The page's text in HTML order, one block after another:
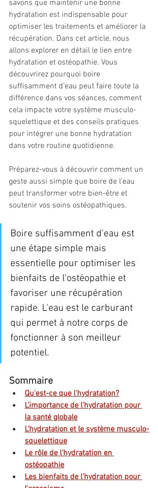
savons que maintenir une bonne
hydratation est indispensable pour
optimiser les traitements et améliorer la
récupération. Dans cet article, nous
allons explorer en détail le lien entre
hydratation et ostéopathie. Vous
découvrirez pourquoi boire
suffisamment d'eau peut faire toute la
différence dans vos séances, comment
cela impacte votre système musculo-
squelettique et des conseils pratiques
pour intégrer une bonne hydratation
dans votre routine quotidienne.
Préparez-vous à découvrir comment un
geste aussi simple que boire de l'eau
peut transformer votre bien-être et
soutenir vos soins ostéopathiques.
Boire suffisamment d'eau est
une étape simple mais
essentielle pour optimiser les
bienfaits de l'ostéopathie et
favoriser une récupération
rapide. L'eau est le carburant
qui permet à notre corps de
fonctionner à son meilleur
potentiel.
Sommaire
Qu'est-ce que l'hydratation?
L'importance de l'hydratation pour
la santé globale
L'hydratation et le système musculo-
squelettique
Le rôle de l'hydratation en
ostéopathie
Les bienfaits de l'hydratation pour